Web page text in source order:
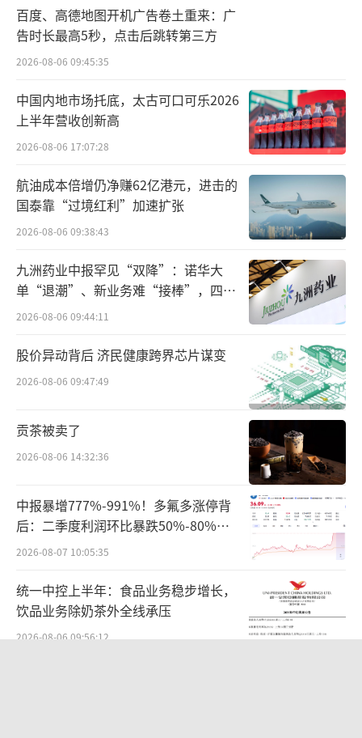
方案，同时公司的品牌NPS（净推荐值）调研
也发现，智驾是影响用户选择极氪001的因素之
给用户多一种选择。
针对极氪官方与极氪老车主之间的“拉
扯”，一部分网友表示：“小米‘三年磨一
剑’，极氪‘一年磨三剑’。”另一部分网友
则认为：“能理解老车主的心情，车企这波补
产品价格和推出产品的时间由车企把控，不能
总是放缓开发进度。”
在“软件定义”时代下，新车迭代速度持
续加快，“背刺”老车主的现象屡见不鲜。此
前，新款比亚迪方程豹上市降价5万元，同样引
发老车主不满。而小鹏新款P5车型改用天玑系
统，致使老车型无法更新系统，也引发老车主
维权。
北京嘉潍律师事务所律师赵占领表示，不
仅汽车产品，包括手机等电子产品在内，目前
的迭代速度都非常快。在法律层面，这是企业
根据自身节奏和市场情况来制定的战略，并没
百度、高德地图开机广告卷土重来：广
告时长最高5秒，点击后跳转第三方
2026-08-06 09:45:35
中国内地市场托底，太古可口可乐2026
上半年营收创新高
2026-08-06 17:07:28
航油成本倍增仍净赚62亿港元，进击的
国泰靠“过境红利”加速扩张
2026-08-06 09:38:43
九洲药业中报罕见“双降”：诺华大
单“退潮”、新业务难“接棒”，四大
难关待闯
2026-08-06 09:44:11
股价异动背后 济民健康跨界芯片谋变
2026-08-06 09:47:49
贡茶被卖了
2026-08-06 14:32:36
中报暴增777%-991%！多氟多涨停背
后：二季度利润环比暴跌50%-80%，
是黄金坑还是陷阱？
2026-08-07 10:05:35
统一中控上半年：食品业务稳步增长，
饮品业务除奶茶外全线承压
2026-08-06 09:56:12